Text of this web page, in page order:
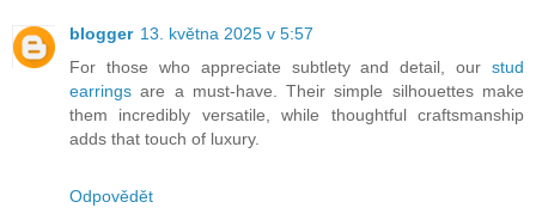
blogger 13. května 2025 v 5:57
For those who appreciate subtlety and detail, our stud
earrings are a must-have. Their simple silhouettes make
them incredibly versatile, while thoughtful craftsmanship
adds that touch of luxury.
Odpovědět